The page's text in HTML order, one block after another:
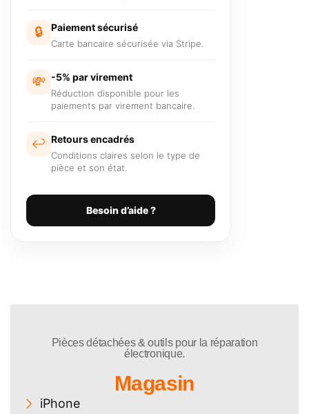
🔒 Paiement sécurisé
Carte bancaire sécurisée via Stripe.
💸 -5% par virement
Réduction disponible pour les
paiements par virement bancaire.
↩️ Retours encadrés
Conditions claires selon le type de
pièce et son état.
Besoin d’aide ?
Pièces détachées & outils pour la réparation
électronique.
Magasin
iPhone